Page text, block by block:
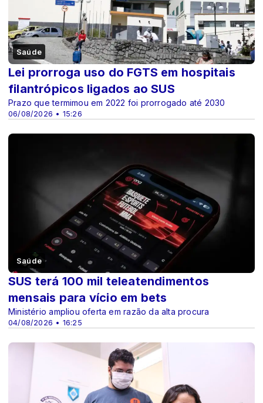
Saúde
06/08/2026 • 15:26
Lei prorroga uso do FGTS em hospitais
filantrópicos ligados ao SUS
Prazo que termimou em 2022 foi prorrogado até 2030
Saúde
04/08/2026 • 16:25
SUS terá 100 mil teleatendimentos
mensais para vício em bets
Ministério ampliou oferta em razão da alta procura